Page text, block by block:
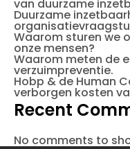
van duurzame
Duurzame
Waarom sturen we
onze mensen?
Waarom meten de
verzuimpreventie.
Hobp & de Human
verborgen kosten
Recent
No comments to